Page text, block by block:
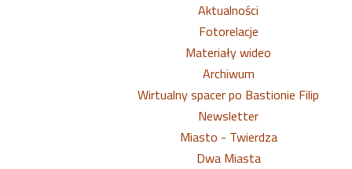
Aktualności
Fotorelacje
Materiały wideo
Archiwum
Wirtualny spacer po Bastionie Filip
Newsletter
Miasto - Twierdza
Dwa Miasta